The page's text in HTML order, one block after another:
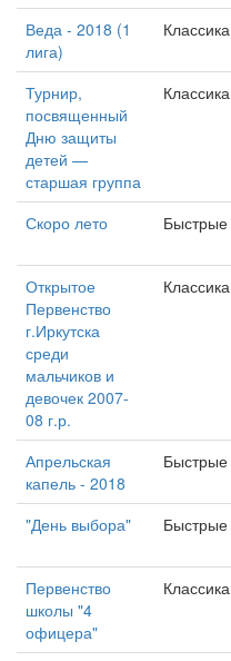
Веда - 2018 (1
лига)
Классика
Турнир,
посвященный
Дню защиты
детей —
старшая группа
Классика
Скоро лето Быстрые
Открытое
Первенство
г.Иркутска
среди
мальчиков и
девочек 2007-
08 г.р.
Классика
Апрельская
капель - 2018
Быстрые
"День выбора" Быстрые
Первенство
школы "4
офицера"
Классика